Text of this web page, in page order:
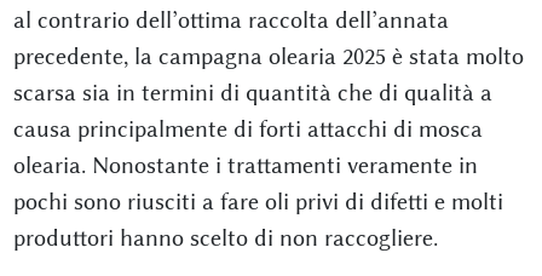
al contrario dell’ottima raccolta dell’annata
precedente, la campagna olearia 2025 è stata molto
scarsa sia in termini di quantità che di qualità a
causa principalmente di forti attacchi di mosca
olearia. Nonostante i trattamenti veramente in
pochi sono riusciti a fare oli privi di difetti e molti
produttori hanno scelto di non raccogliere.